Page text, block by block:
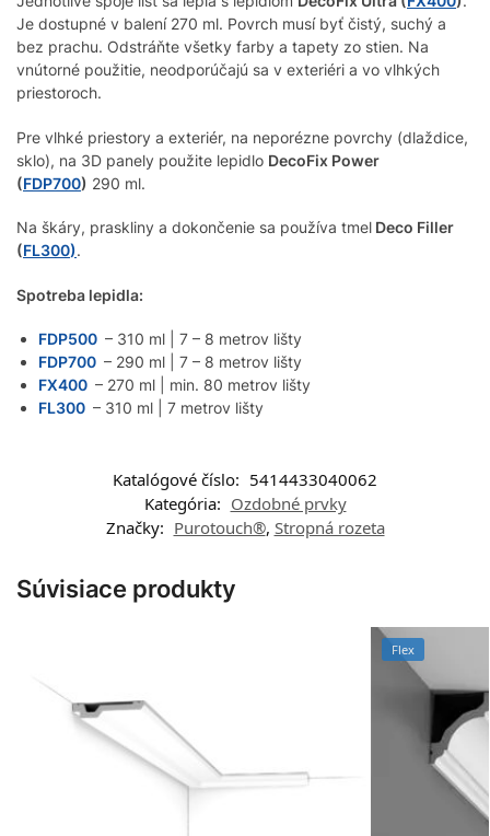
Je dostupné v balení 270 ml. Povrch musí byť čistý, suchý a
bez prachu. Odstráňte všetky farby a tapety zo stien. Na
vnútorné použitie, neodporúčajú sa v exteriéri a vo vlhkých
priestoroch.
Pre vlhké priestory a exteriér, na neporézne povrchy (dlaždice,
sklo), na 3D panely použite lepidlo DecoFix Power
(FDP700) 290 ml.
Na škáry, praskliny a dokončenie sa používa tmel Deco Filler
(FL300).
Spotreba lepidla:
FDP500 – 310 ml | 7 – 8 metrov lišty
FDP700 – 290 ml | 7 – 8 metrov lišty
FX400 – 270 ml | min. 80 metrov lišty
FL300 – 310 ml | 7 metrov lišty
Katalógové číslo: 5414433040062
Kategória: Ozdobné prvky
Značky: Purotouch®, Stropná rozeta
Súvisiace produkty
Flex